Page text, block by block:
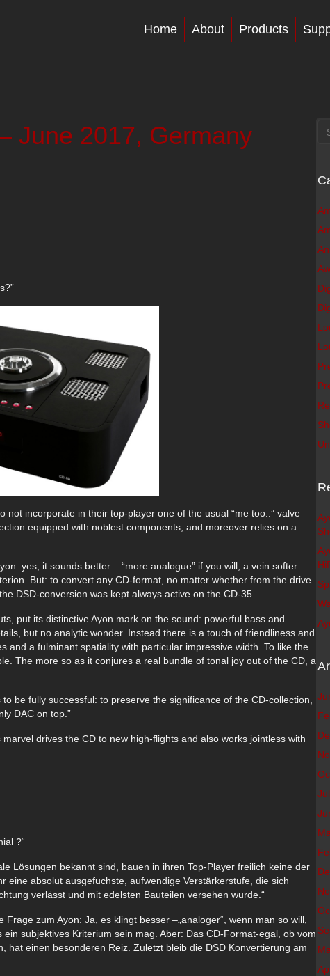
Home About Products
June 2017, Germany
incorporate in their top-player one of the usual “me too..” valve
equipped with noblest components, and moreover relies on a
yes, it sounds better – “more analogue” if you will, a vein softer
But: to convert any CD-format, no matter whether from the drive
DSD-conversion was kept always active on the CD-35….
put its distinctive Ayon mark on the sound: powerful bass and
but no analytic wonder. Instead there is a touch of friendliness and
a fulminant spatiality with particular impressive width. To like the
The more so as it conjures a real bundle of tonal joy out of the CD, a
be fully successful: to preserve the significance of the CD-collection,
DAC on top.”
drives the CD to new high-flights and also works jointless with
?“
Lösungen bekannt sind, bauen in ihren Top-Player freilich keine der
eine absolut ausgefuchste, aufwendige Verstärkerstufe, die sich
verlässt und mit edelsten Bauteilen versehen wurde.“
zum Ayon: Ja, es klingt besser –„analoger“, wenn man so will,
subjektives Kriterium sein mag. Aber: Das CD-Format-egal, ob vom
einen besonderen Reiz. Zuletzt bleib die DSD Konvertierung am